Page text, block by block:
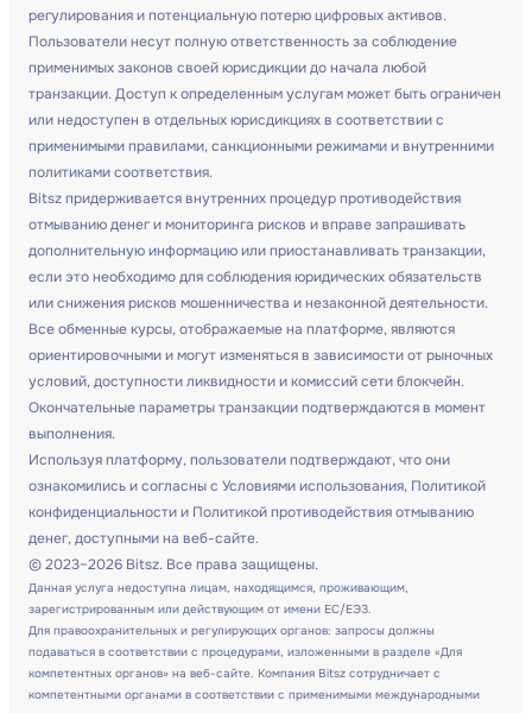
регулирования и потенциальную потерю цифровых активов.
Пользователи несут полную ответственность за соблюдение
применимых законов своей юрисдикции до начала любой
транзакции. Доступ к определенным услугам может быть ограничен
или недоступен в отдельных юрисдикциях в соответствии с
применимыми правилами, санкционными режимами и внутренними
политиками соответствия.
Bitsz придерживается внутренних процедур противодействия
отмыванию денег и мониторинга рисков и вправе запрашивать
дополнительную информацию или приостанавливать транзакции,
если это необходимо для соблюдения юридических обязательств
или снижения рисков мошенничества и незаконной деятельности.
Все обменные курсы, отображаемые на платформе, являются
ориентировочными и могут изменяться в зависимости от рыночных
условий, доступности ликвидности и комиссий сети блокчейн.
Окончательные параметры транзакции подтверждаются в момент
выполнения.
Используя платформу, пользователи подтверждают, что они
ознакомились и согласны с Условиями использования, Политикой
конфиденциальности и Политикой противодействия отмыванию
денег, доступными на веб-сайте.
© 2023–2026 Bitsz. Все права защищены.
Данная услуга недоступна лицам, находящимся, проживающим,
зарегистрированным или действующим от имени ЕС/ЕЭЗ.
Для правоохранительных и регулирующих органов: запросы должны
подаваться в соответствии с процедурами, изложенными в разделе «Для
компетентных органов» на веб-сайте. Компания Bitsz сотрудничает с
компетентными органами в соответствии с применимыми международными